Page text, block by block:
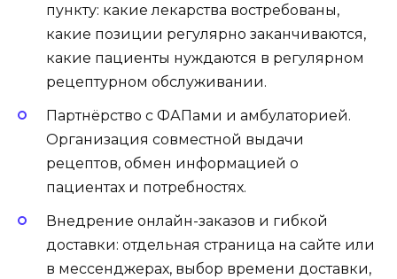
пункту: какие лекарства востребованы,
какие позиции регулярно заканчиваются,
какие пациенты нуждаются в регулярном
рецептурном обслуживании.
Партнёрство с ФАПами и амбулаторией.
Организация совместной выдачи
рецептов, обмен информацией о
пациентах и потребностях.
Внедрение онлайн-заказов и гибкой
доставки: отдельная страница на сайте или
в мессенджерах, выбор времени доставки,